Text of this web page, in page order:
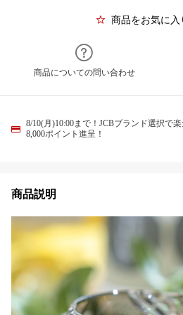
商品をお気に入
商品についての問い合わせ
8/10(月)10:00まで！JCBブランド選択で
8,000ポイント進呈！
商品説明